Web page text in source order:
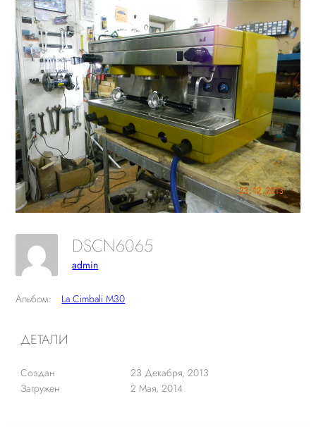
DSCN6065
admin
Альбом: La Cimbali M30
ДЕТАЛИ
Создан
23 Декабря, 2013
Загружен
2 Мая, 2014